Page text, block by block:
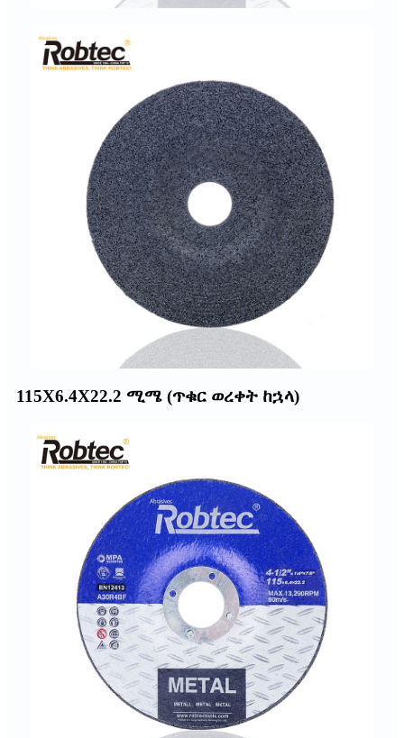
115X6.4X22.2 ሚሜ (ጥቁር ወረቀት ከኋላ)